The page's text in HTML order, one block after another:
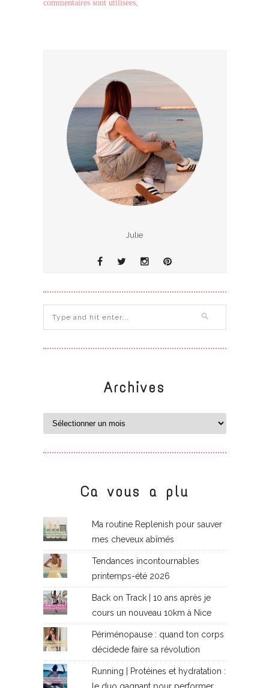
commentaires sont utilisées.
Julie
Archives
Ca vous a plu
Ma routine Replenish pour sauver
mes cheveux abîmés
Tendances incontournables
printemps-été 2026
Back on Track | 10 ans après je
cours un nouveau 10km à Nice
Périménopause : quand ton corps
décidede faire sa révolution
Running | Protéines et hydratation :